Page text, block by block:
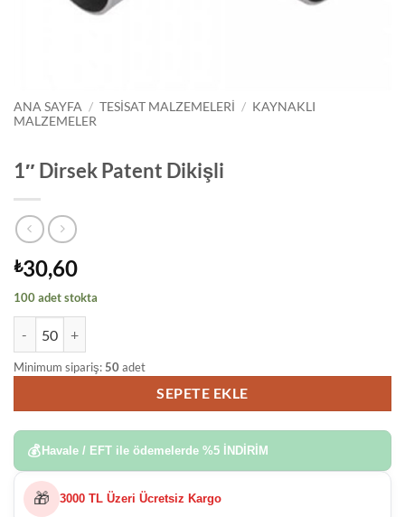
ANA SAYFA / TESISAT MALZEMELERI / KAYNAKLI
MALZEMELER
1″ Dirsek Patent Dikişli
₺30,60
100 adet stokta
Minimum sipariş:50adet
SEPETE EKLE
💰 Havale / EFT ile ödemelerde %5 İNDİRİM
🎁 3000 TL Üzeri Ücretsiz Kargo